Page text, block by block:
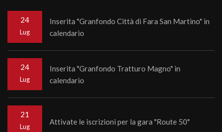
24
Lug
Inserita "Granfondo Città di Fara San Martino" in
calendario
24
Lug
Inserita "Granfondo Tratturo Magno" in
calendario
21
Lug
Attivate le iscrizioni per la gara "Route 50"